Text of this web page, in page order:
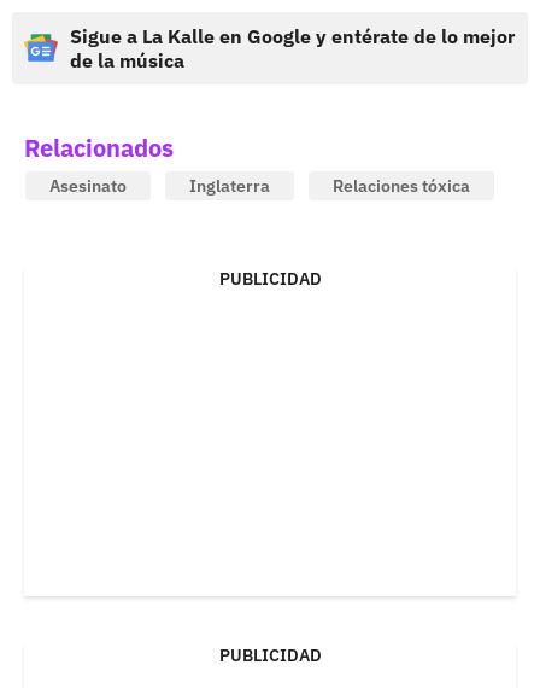
Sigue a La Kalle en Google y entérate de lo mejor
de la música
Relacionados
Asesinato Inglaterra Relaciones tóxica
PUBLICIDAD
PUBLICIDAD